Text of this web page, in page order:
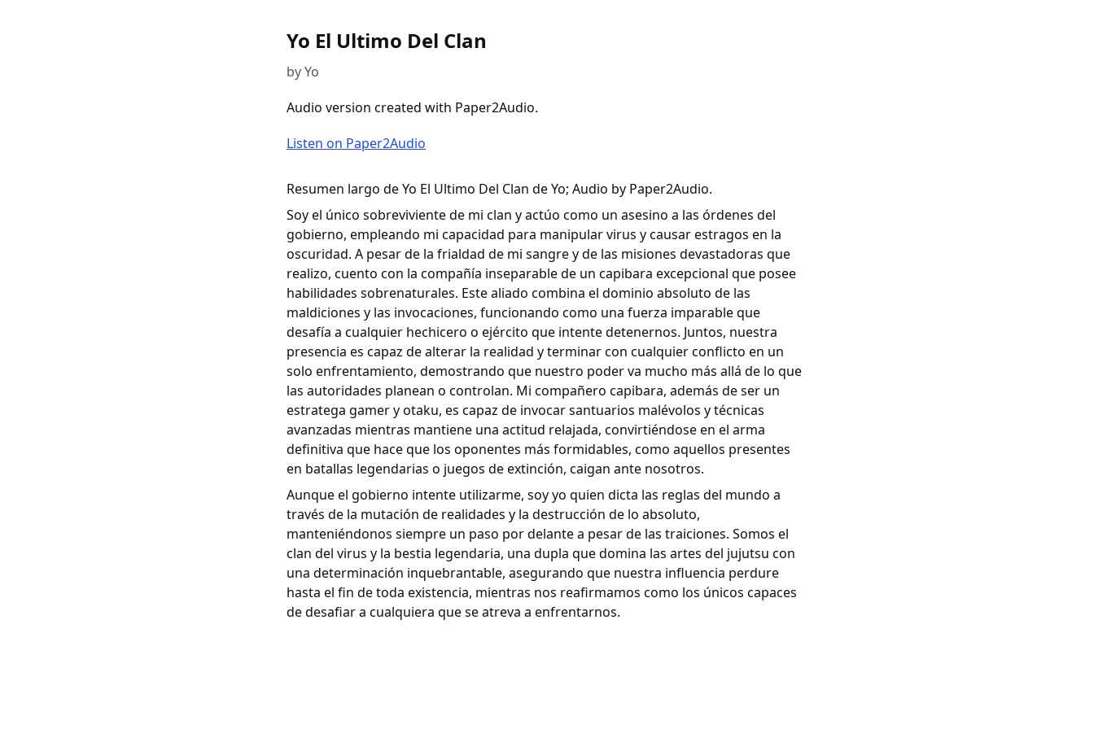
Yo El Ultimo Del Clan
by Yo
Audio version created with Paper2Audio.
Listen on Paper2Audio
Resumen largo de Yo El Ultimo Del Clan de Yo; Audio by Paper2Audio.
Soy el único sobreviviente de mi clan y actúo como un asesino a las órdenes del
gobierno, empleando mi capacidad para manipular virus y causar estragos en la
oscuridad. A pesar de la frialdad de mi sangre y de las misiones devastadoras que
realizo, cuento con la compañía inseparable de un capibara excepcional que posee
habilidades sobrenaturales. Este aliado combina el dominio absoluto de las
maldiciones y las invocaciones, funcionando como una fuerza imparable que
desafía a cualquier hechicero o ejército que intente detenernos. Juntos, nuestra
presencia es capaz de alterar la realidad y terminar con cualquier conflicto en un
solo enfrentamiento, demostrando que nuestro poder va mucho más allá de lo que
las autoridades planean o controlan. Mi compañero capibara, además de ser un
estratega gamer y otaku, es capaz de invocar santuarios malévolos y técnicas
avanzadas mientras mantiene una actitud relajada, convirtiéndose en el arma
definitiva que hace que los oponentes más formidables, como aquellos presentes
en batallas legendarias o juegos de extinción, caigan ante nosotros.
Aunque el gobierno intente utilizarme, soy yo quien dicta las reglas del mundo a
través de la mutación de realidades y la destrucción de lo absoluto,
manteniéndonos siempre un paso por delante a pesar de las traiciones. Somos el
clan del virus y la bestia legendaria, una dupla que domina las artes del jujutsu con
una determinación inquebrantable, asegurando que nuestra influencia perdure
hasta el fin de toda existencia, mientras nos reafirmamos como los únicos capaces
de desafiar a cualquiera que se atreva a enfrentarnos.